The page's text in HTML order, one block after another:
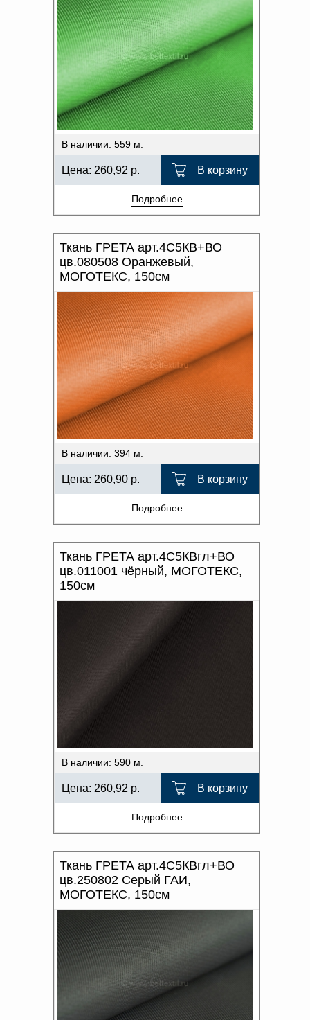
В наличии: 559 м.
Цена: 260,92 р. В корзину
Подробнее
Ткань ГРЕТА арт.4С5КВ+ВО
цв.080508 Оранжевый,
МОГОТЕКС, 150см
В наличии: 394 м.
Цена: 260,90 р. В корзину
Подробнее
Ткань ГРЕТА арт.4С5КВгл+ВО
цв.011001 чёрный, МОГОТЕКС,
150см
В наличии: 590 м.
Цена: 260,92 р. В корзину
Подробнее
Ткань ГРЕТА арт.4С5КВгл+ВО
цв.250802 Серый ГАИ,
МОГОТЕКС, 150см